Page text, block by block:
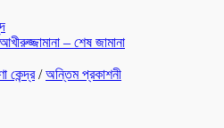
আখীরুজ্জামানা – শেষ জামানা
কেন্দ্র/অন্তিম প্রকাশনী